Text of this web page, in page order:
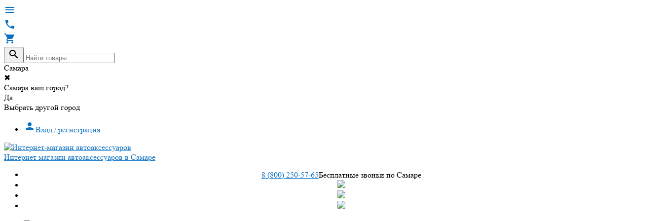




Самара
✖
Самара ваш город?
Да
Выбрать другой город
 Вход / регистрация
Интернет магазин автоаксессуаров в Самаре
8 (800) 250-57-65Бесплатные звонки по Самаре